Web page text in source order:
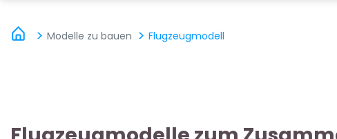
Modelle zu bauen Flugzeugmodell